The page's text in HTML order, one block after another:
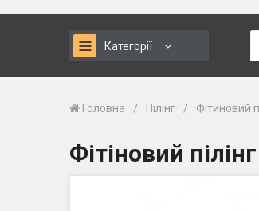
Категорії
Головна / Пілінг / Фітиновий
Фітіновий